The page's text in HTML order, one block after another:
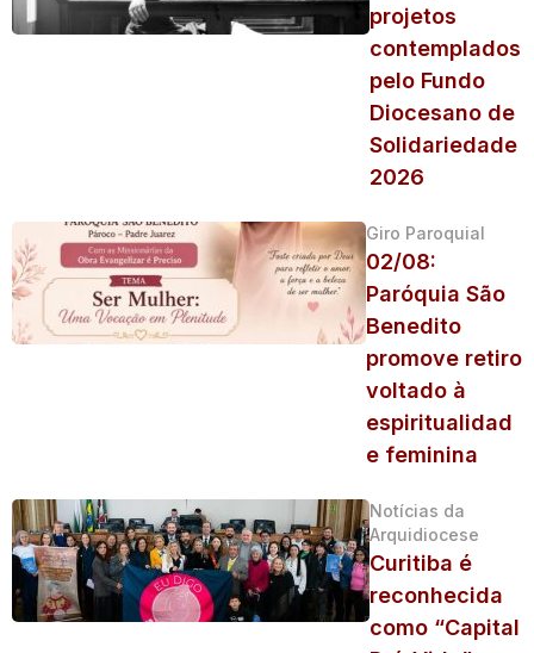
projetos
contemplados
pelo Fundo
Diocesano de
Solidariedade
2026
Giro Paroquial
02/08:
Paróquia São
Benedito
promove retiro
voltado à
espiritualidad
e feminina
Notícias da
Arquidiocese
Curitiba é
reconhecida
como “Capital